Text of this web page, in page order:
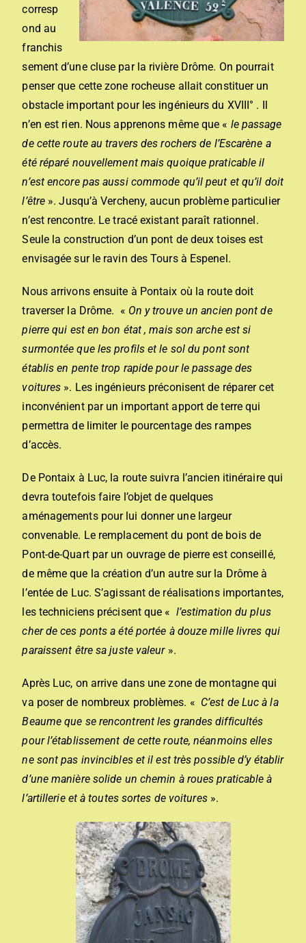
corresp
ond au
franchis
sement d’une cluse par la rivière Drôme. On pourrait
penser que cette zone rocheuse allait constituer un
obstacle important pour les ingénieurs du XVIII° . Il
n’en est rien. Nous apprenons même que « le passage
de cette route au travers des rochers de l’Escarène a
été réparé nouvellement mais quoique praticable il
n’est encore pas aussi commode qu’il peut et qu’il doit
l’être ». Jusqu’à Vercheny, aucun problème particulier
n’est rencontre. Le tracé existant paraît rationnel.
Seule la construction d’un pont de deux toises est
envisagée sur le ravin des Tours à Espenel.
Nous arrivons ensuite à Pontaix où la route doit
traverser la Drôme. « On y trouve un ancien pont de
pierre qui est en bon état , mais son arche est si
surmontée que les profils et le sol du pont sont
établis en pente trop rapide pour le passage des
voitures ». Les ingénieurs préconisent de réparer cet
inconvénient par un important apport de terre qui
permettra de limiter le pourcentage des rampes
d’accès.
De Pontaix à Luc, la route suivra l’ancien itinéraire qui
devra toutefois faire l’objet de quelques
aménagements pour lui donner une largeur
convenable. Le remplacement du pont de bois de
Pont-de-Quart par un ouvrage de pierre est conseillé,
de même que la création d’un autre sur la Drôme à
l’entée de Luc. S’agissant de réalisations importantes,
les techniciens précisent que « l’estimation du plus
cher de ces ponts a été portée à douze mille livres qui
paraissent être sa juste valeur ».
Après Luc, on arrive dans une zone de montagne qui
va poser de nombreux problèmes. « C’est de Luc à la
Beaume que se rencontrent les grandes difficultés
pour l’établissement de cette route, néanmoins elles
ne sont pas invincibles et il est très possible d’y établir
d’une manière solide un chemin à roues praticable à
l’artillerie et à toutes sortes de voitures ».